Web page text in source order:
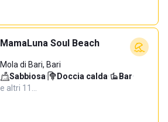
MamaLuna Soul Beach
Mola di Bari, Bari
Sabbiosa· Doccia calda· Bar·
e altri 11…